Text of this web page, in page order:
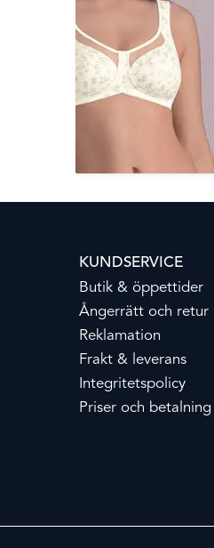
KUNDSERVICE
Butik & öppettider
Ångerrätt och retur
Reklamation
Frakt & leverans
Integritetspolicy
Priser och betalning